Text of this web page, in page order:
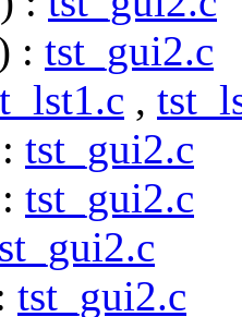
: tst_gui2.c
,
tst_gui2.c
tst_gui2.c
tst_gui2.c